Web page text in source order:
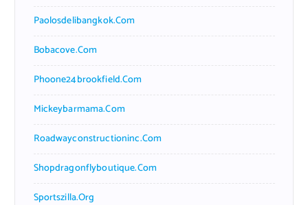
Paolosdelibangkok.com
Bobacove.com
Phoone24brookfield.com
Mickeybarmama.com
Roadwayconstructioninc.com
Shopdragonflyboutique.com
Sportszilla.org